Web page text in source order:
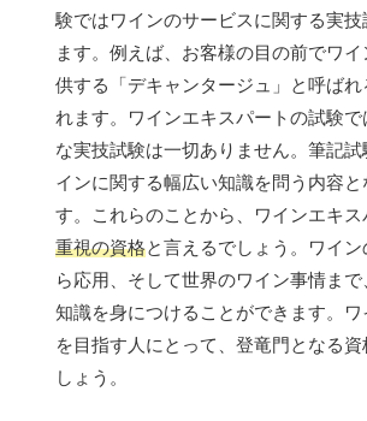
験ではワインのサービスに関する実
ます。例えば、お客様の目の前でワ
供する「デキャンタージュ」と呼ばれ
れます。ワインエキスパートの試験で
な実技試験は一切ありません。筆記試
インに関する幅広い知識を問う内容と
す。これらのことから、ワインエキス
重視の資格と言えるでしょう。ワイ
ら応用、そして世界のワイン事情ま
知識を身につけることができます。ワ
を目指す人にとって、登竜門となる
しょう。